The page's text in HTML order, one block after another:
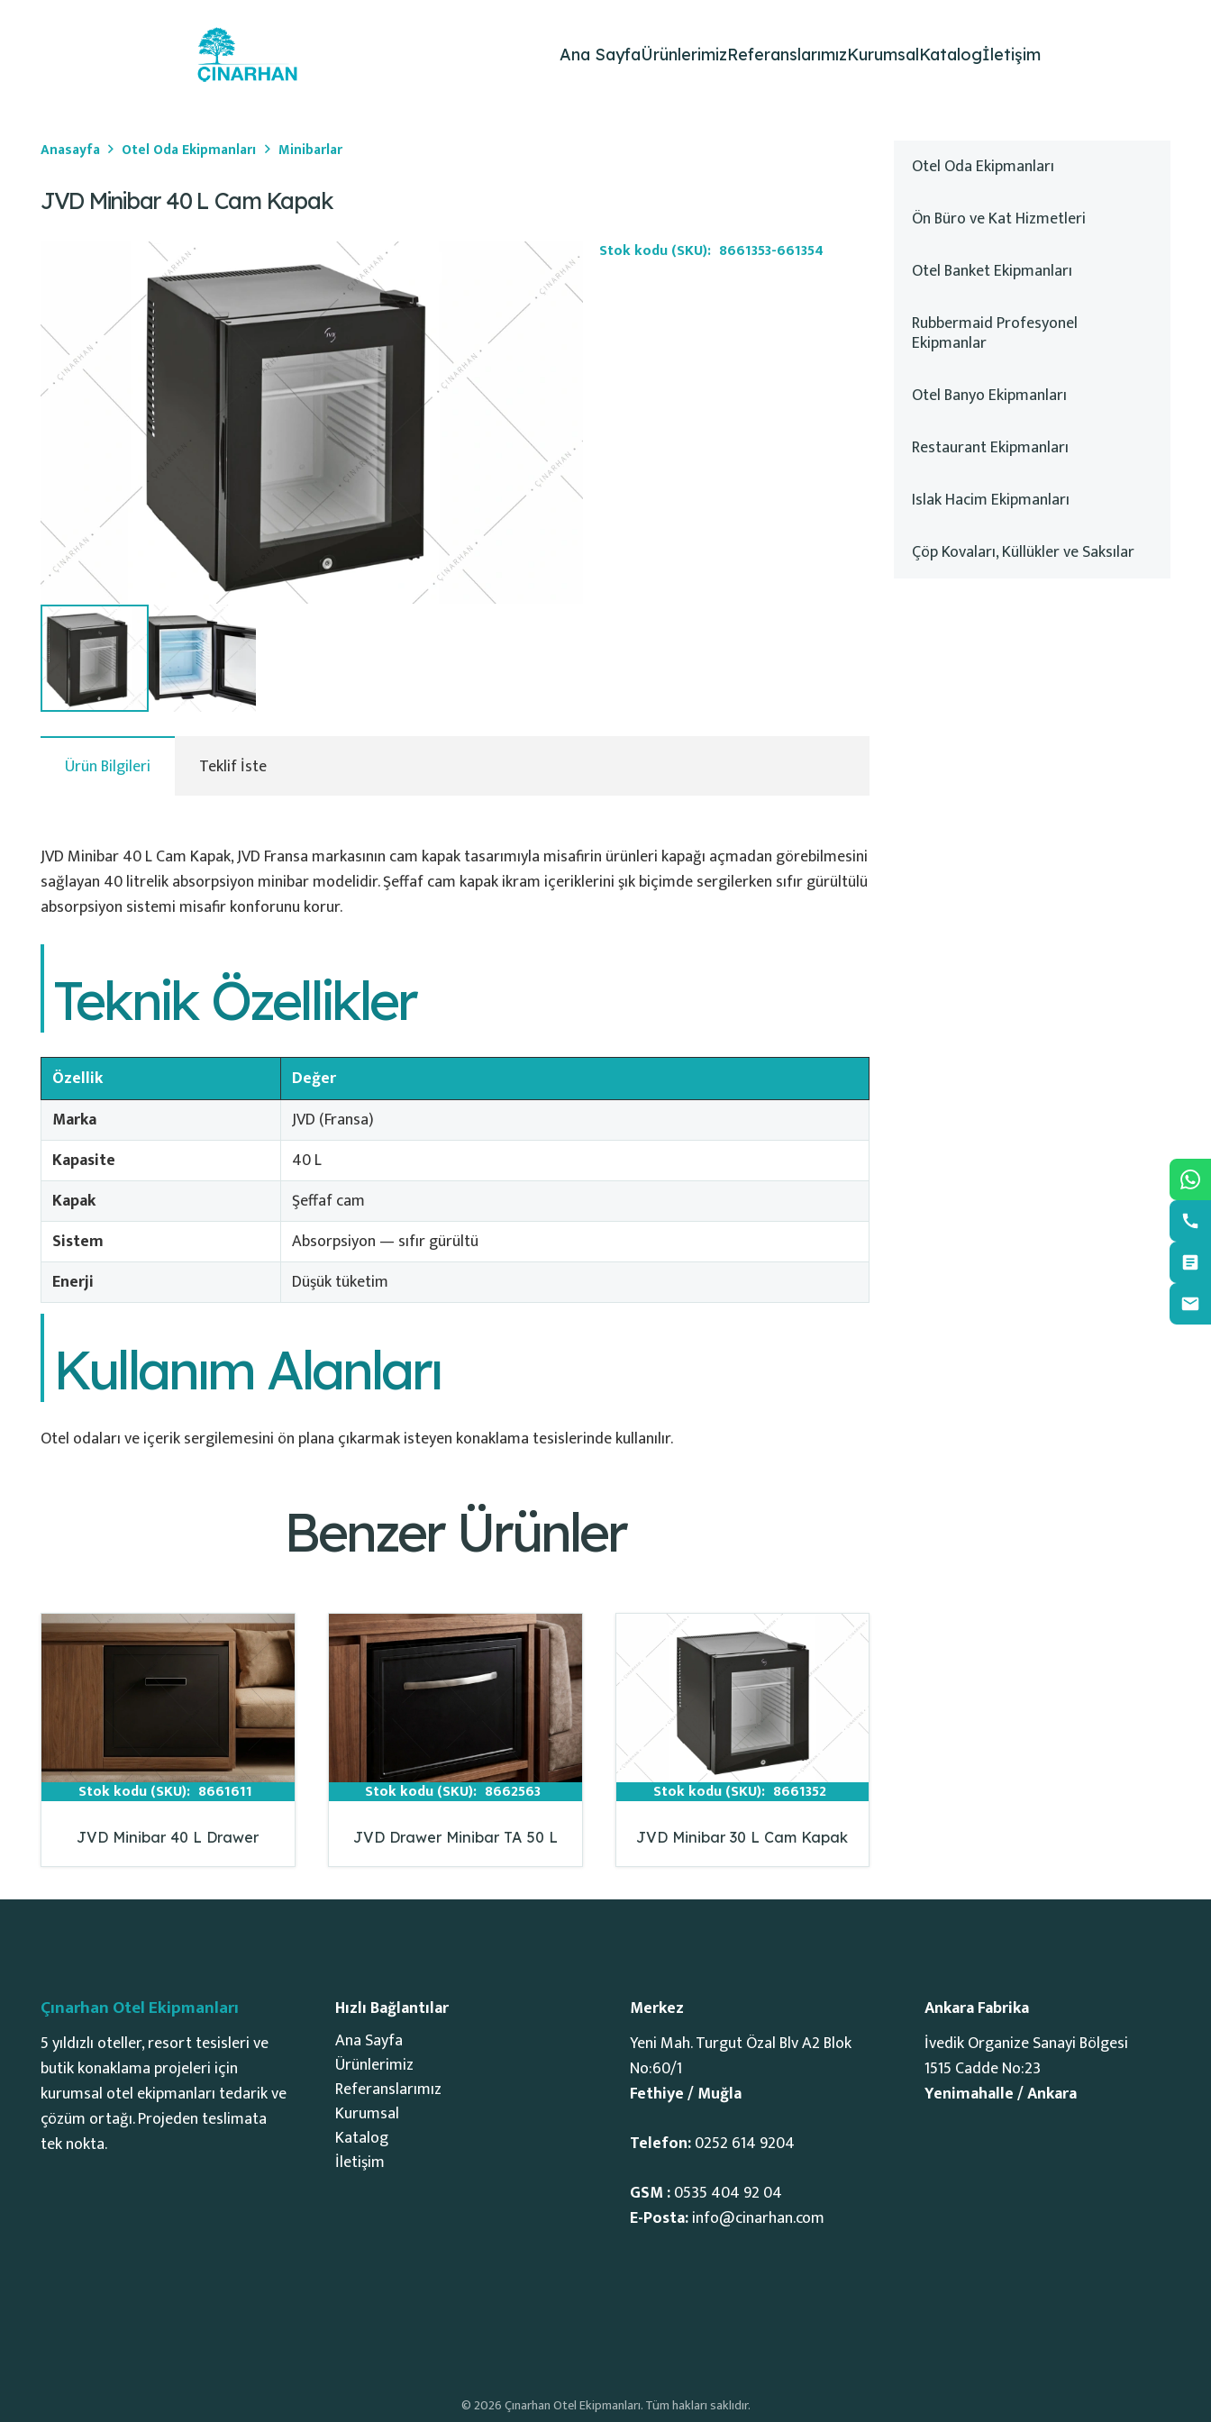
Ana SayfaÜrünlerimizReferanslarımızKurumsalKatalogİletişim
Anasayfa Otel Oda Ekipmanları Minibarlar
JVD Minibar 40 L Cam Kapak
Stok kodu (SKU): 8661353-661354
Ürün Bilgileri Teklif İste
JVD Minibar 40 L Cam Kapak, JVD Fransa markasının cam kapak tasarımıyla misafirin ürünleri kapağı açmadan görebilmesini
sağlayan 40 litrelik absorpsiyon minibar modelidir. Şeffaf cam kapak ikram içeriklerini şık biçimde sergilerken sıfır gürültülü
absorpsiyon sistemi misafir konforunu korur.
Teknik Özellikler
Özellik
Değer
Marka
JVD (Fransa)
Kapasite
40 L
Kapak
Şeffaf cam
Sistem
Absorpsiyon — sıfır gürültü
Enerji
Düşük tüketim
Kullanım Alanları
Otel odaları ve içerik sergilemesini ön plana çıkarmak isteyen konaklama tesislerinde kullanılır.
Benzer Ürünler
Stok kodu (SKU): 8661611
JVD Minibar 40 L Drawer
Stok kodu (SKU): 8662563
JVD Drawer Minibar TA 50 L
Stok kodu (SKU): 8661352
JVD Minibar 30 L Cam Kapak
Otel Oda Ekipmanları
Ön Büro ve Kat Hizmetleri
Otel Banket Ekipmanları
Rubbermaid Profesyonel
Ekipmanlar
Otel Banyo Ekipmanları
Restaurant Ekipmanları
Islak Hacim Ekipmanları
Çöp Kovaları, Küllükler ve Saksılar
Çınarhan Otel Ekipmanları
5 yıldızlı oteller, resort tesisleri ve
butik konaklama projeleri için
kurumsal otel ekipmanları tedarik ve
çözüm ortağı. Projeden teslimata
tek nokta.
Hızlı Bağlantılar
Ana Sayfa
Ürünlerimiz
Referanslarımız
Kurumsal
Katalog
İletişim
Merkez
Yeni Mah. Turgut Özal Blv A2 Blok
No:60/1
Fethiye / Muğla
Telefon:0252 614 9204
GSM :0535 404 92 04
E-Posta:info@cinarhan.com
Ankara Fabrika
İvedik Organize Sanayi Bölgesi
1515 Cadde No:23
Yenimahalle / Ankara
© 2026 Çınarhan Otel Ekipmanları. Tüm hakları saklıdır.